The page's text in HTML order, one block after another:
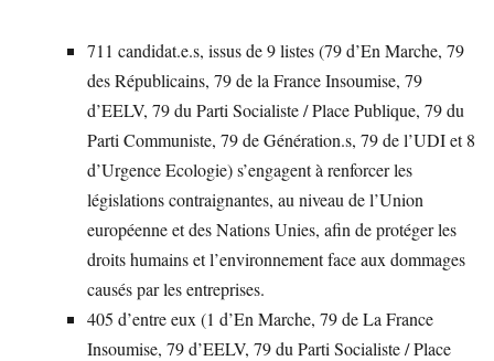
711 candidat.e.s, issus de 9 listes (79 d’En Marche, 79
des Républicains, 79 de la France Insoumise, 79
d’EELV, 79 du Parti Socialiste / Place Publique, 79 du
Parti Communiste, 79 de Génération.s, 79 de l’UDI et 8
d’Urgence Ecologie) s’engagent à renforcer les
législations contraignantes, au niveau de l’Union
européenne et des Nations Unies, afin de protéger les
droits humains et l’environnement face aux dommages
causés par les entreprises.
405 d’entre eux (1 d’En Marche, 79 de La France
Insoumise, 79 d’EELV, 79 du Parti Socialiste / Place